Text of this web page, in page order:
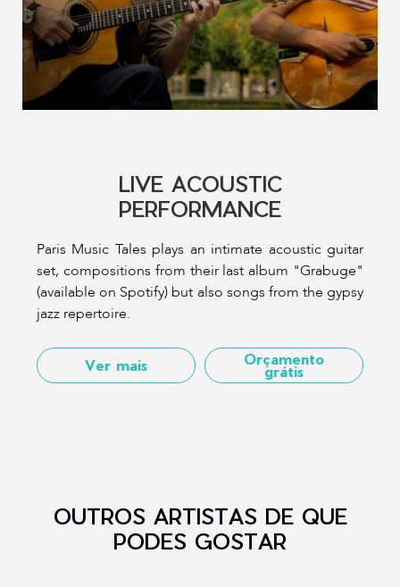
LIVE ACOUSTIC
PERFORMANCE
Paris Music Tales plays an intimate acoustic guitar
set, compositions from their last album "Grabuge"
(available on Spotify) but also songs from the gypsy
jazz repertoire.
Ver mais Orçamento
grátis
OUTROS ARTISTAS DE QUE
PODES GOSTAR